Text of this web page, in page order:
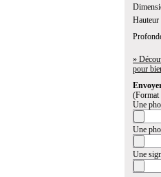
Hauteur
»
pour
Une
Une
Une